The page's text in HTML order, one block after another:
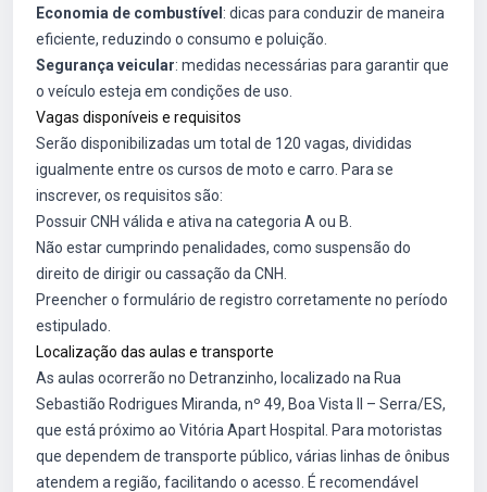
Economia de combustível : dicas para conduzir de maneira
eficiente, reduzindo o consumo e poluição.
Segurança veicular: medidas necessárias para garantir que
o veículo esteja em condições de uso.
Vagas disponíveis e requisitos
Serão disponibilizadas um total de 120 vagas, divididas
igualmente entre os cursos de moto e carro. Para se
inscrever, os requisitos são:
Possuir CNH válida e ativa na categoria A ou B.
Não estar cumprindo penalidades, como suspensão do
direito de dirigir ou cassação da CNH.
Preencher o formulário de registro corretamente no período
estipulado.
Localização das aulas e transporte
As aulas ocorrerão no Detranzinho, localizado na Rua
Sebastião Rodrigues Miranda, nº 49, Boa Vista II – Serra/ES,
que está próximo ao Vitória Apart Hospital. Para motoristas
que dependem de transporte público, várias linhas de ônibus
atendem a região, facilitando o acesso. É recomendável